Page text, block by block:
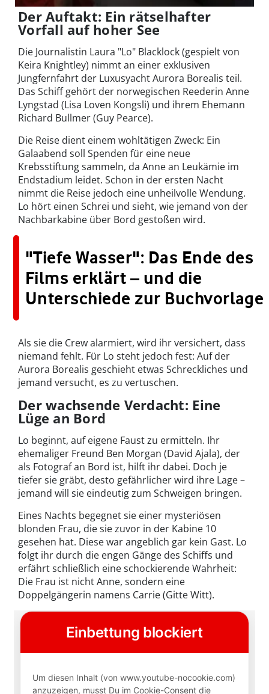
Der Auftakt: Ein rätselhafter
Vorfall auf hoher See
Die Journalistin Laura "Lo" Blacklock (gespielt von
Keira Knightley) nimmt an einer exklusiven
Jungfernfahrt der Luxusyacht Aurora Borealis teil.
Das Schiff gehört der norwegischen Reederin Anne
Lyngstad (Lisa Loven Kongsli) und ihrem Ehemann
Richard Bullmer (Guy Pearce).
Die Reise dient einem wohltätigen Zweck: Ein
Galaabend soll Spenden für eine neue
Krebsstiftung sammeln, da Anne an Leukämie im
Endstadium leidet. Schon in der ersten Nacht
nimmt die Reise jedoch eine unheilvolle Wendung.
Lo hört einen Schrei und sieht, wie jemand von der
Nachbarkabine über Bord gestoßen wird.
"Tiefe Wasser": Das Ende des
Films erklärt – und die
Unterschiede zur Buchvorlage
Als sie die Crew alarmiert, wird ihr versichert, dass
niemand fehlt. Für Lo steht jedoch fest: Auf der
Aurora Borealis geschieht etwas Schreckliches und
jemand versucht, es zu vertuschen.
Der wachsende Verdacht: Eine
Lüge an Bord
Lo beginnt, auf eigene Faust zu ermitteln. Ihr
ehemaliger Freund Ben Morgan (David Ajala), der
als Fotograf an Bord ist, hilft ihr dabei. Doch je
tiefer sie gräbt, desto gefährlicher wird ihre Lage –
jemand will sie eindeutig zum Schweigen bringen.
Eines Nachts begegnet sie einer mysteriösen
blonden Frau, die sie zuvor in der Kabine 10
gesehen hat. Diese war angeblich gar kein Gast. Lo
folgt ihr durch die engen Gänge des Schiffs und
erfährt schließlich eine schockierende Wahrheit:
Die Frau ist nicht Anne, sondern eine
Doppelgängerin namens Carrie (Gitte Witt).